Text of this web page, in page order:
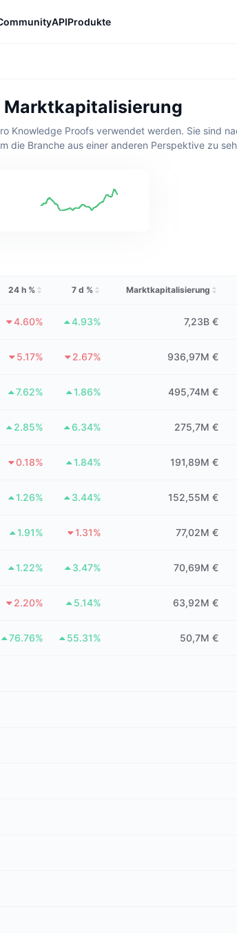
APIProdukte
Marktkapitalisierung
Knowledge Proofs verwendet werden. Sie sind
die Branche aus einer anderen Perspektive zu
24 h % 7 d % Marktkapitalisierung
4.60% 4.93% 7,23B €
5.17% 2.67% 936,97M €
7.62% 1.86% 495,74M €
2.85% 6.34% 275,7M €
0.18% 1.84% 191,89M €
1.26% 3.44% 152,55M €
1.91% 1.31% 77,02M €
1.22% 3.47% 70,69M €
2.20% 5.14% 63,92M €
76.76% 55.31% 50,7M €